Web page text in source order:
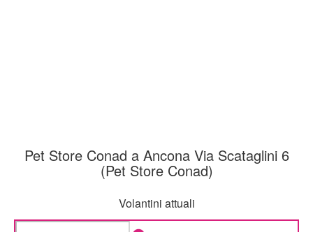
Pet Store Conad a Ancona Via Scataglini 6
(Pet Store Conad)
Volantini attuali